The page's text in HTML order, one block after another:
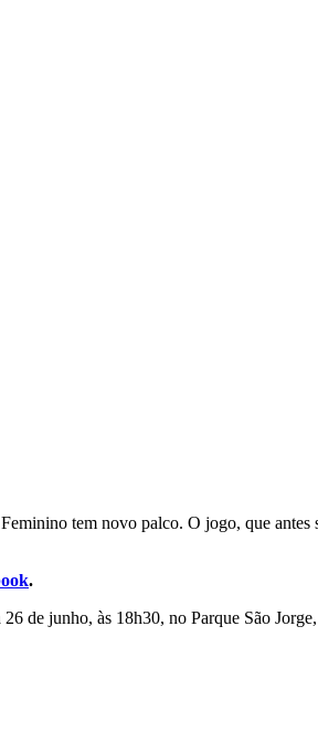
tem novo palco. O jogo, que antes
.
de junho, às 18h30, no Parque São